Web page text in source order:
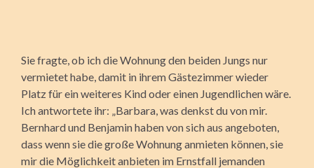
Sie fragte, ob ich die Wohnung den beiden Jungs nur
vermietet habe, damit in ihrem Gästezimmer wieder
Platz für ein weiteres Kind oder einen Jugendlichen wäre.
Ich antwortete ihr: „Barbara, was denkst du von mir.
Bernhard und Benjamin haben von sich aus angeboten,
dass wenn sie die große Wohnung anmieten können, sie
mir die Möglichkeit anbieten im Ernstfall jemanden